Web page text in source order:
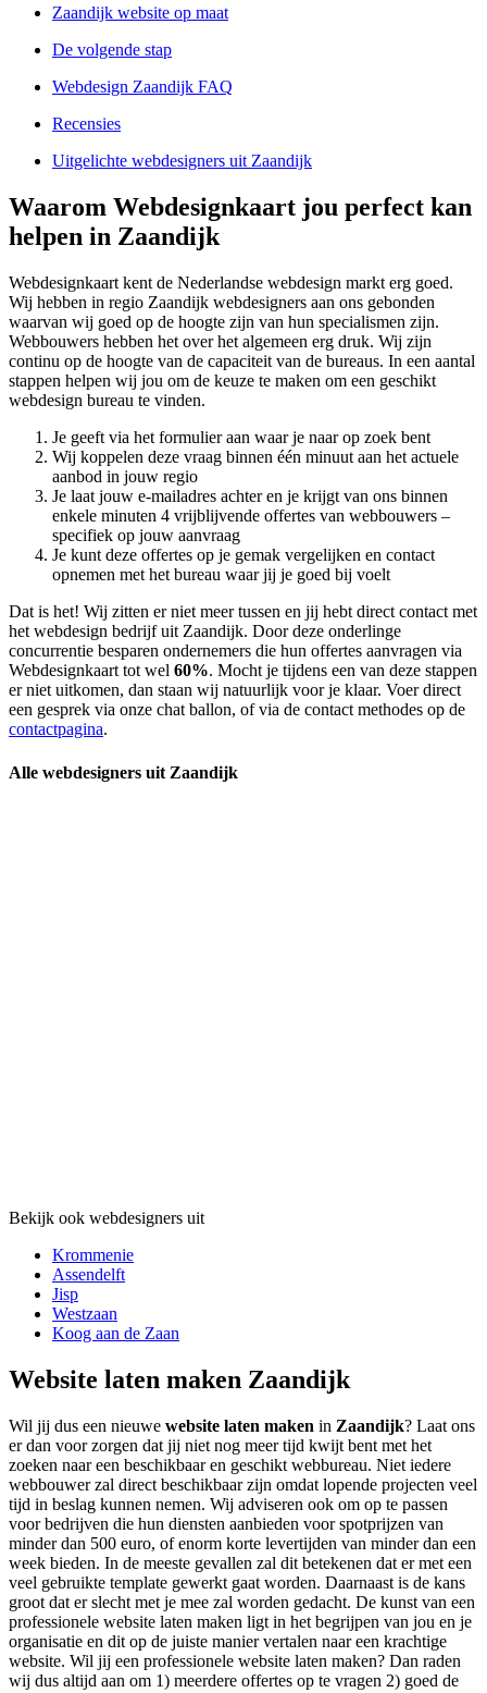
Zaandijk website op maat
De volgende stap
Webdesign Zaandijk FAQ
Recensies
Uitgelichte webdesigners uit Zaandijk
Waarom Webdesignkaart jou perfect kan
helpen in Zaandijk
Webdesignkaart kent de Nederlandse webdesign markt erg goed.
Wij hebben in regio Zaandijk webdesigners aan ons gebonden
waarvan wij goed op de hoogte zijn van hun specialismen zijn.
Webbouwers hebben het over het algemeen erg druk. Wij zijn
continu op de hoogte van de capaciteit van de bureaus. In een aantal
stappen helpen wij jou om de keuze te maken om een geschikt
webdesign bureau te vinden.
Je geeft via het formulier aan waar je naar op zoek bent
Wij koppelen deze vraag binnen één minuut aan het actuele
aanbod in jouw regio
Je laat jouw e-mailadres achter en je krijgt van ons binnen
enkele minuten 4 vrijblijvende offertes van webbouwers –
specifiek op jouw aanvraag
Je kunt deze offertes op je gemak vergelijken en contact
opnemen met het bureau waar jij je goed bij voelt
Dat is het! Wij zitten er niet meer tussen en jij hebt direct contact met
het webdesign bedrijf uit Zaandijk. Door deze onderlinge
concurrentie besparen ondernemers die hun offertes aanvragen via
Webdesignkaart tot wel 60%. Mocht je tijdens een van deze stappen
er niet uitkomen, dan staan wij natuurlijk voor je klaar. Voer direct
een gesprek via onze chat ballon, of via de contact methodes op de
contactpagina.
Alle webdesigners uit Zaandijk
Bekijk ook webdesigners uit
Krommenie
Assendelft
Jisp
Westzaan
Koog aan de Zaan
Website laten maken Zaandijk
Wil jij dus een nieuwe website laten maken in Zaandijk? Laat ons
er dan voor zorgen dat jij niet nog meer tijd kwijt bent met het
zoeken naar een beschikbaar en geschikt webbureau. Niet iedere
webbouwer zal direct beschikbaar zijn omdat lopende projecten veel
tijd in beslag kunnen nemen. Wij adviseren ook om op te passen
voor bedrijven die hun diensten aanbieden voor spotprijzen van
minder dan 500 euro, of enorm korte levertijden van minder dan een
week bieden. In de meeste gevallen zal dit betekenen dat er met een
veel gebruikte template gewerkt gaat worden. Daarnaast is de kans
groot dat er slecht met je mee zal worden gedacht. De kunst van een
professionele website laten maken ligt in het begrijpen van jou en je
organisatie en dit op de juiste manier vertalen naar een krachtige
website. Wil jij een professionele website laten maken? Dan raden
wij dus altijd aan om 1) meerdere offertes op te vragen 2) goed de